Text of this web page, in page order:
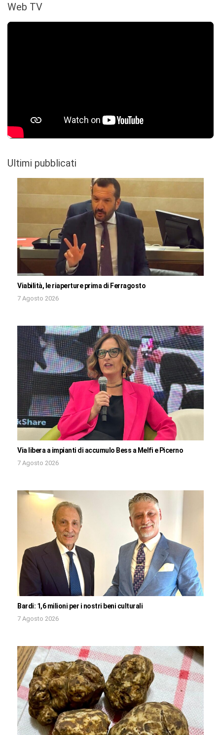
Web TV
Ultimi pubblicati
Viabilità, le riaperture prima di Ferragosto
7 Agosto 2026
Via libera a impianti di accumulo Bess a Melfi e Picerno
7 Agosto 2026
Bardi: 1,6 milioni per i nostri beni culturali
7 Agosto 2026